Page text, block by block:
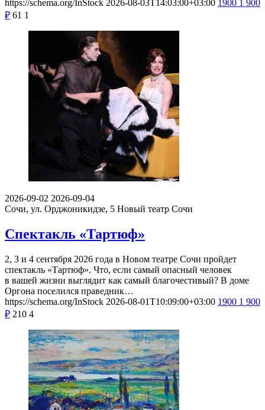
https://schema.org/InStock 2026-08-03T14:03:00+03:00 1900 1 900
₽ 61 1
2026-09-02 2026-09-04
Сочи, ул. Орджоникидзе, 5 Новый театр Сочи
Спектакль «Тартюф»
2, 3 и 4 сентября 2026 года в Новом театре Сочи пройдет
спектакль «Тартюф». Что, если самый опасный человек
в вашей жизни выглядит как самый благочестивый? В доме
Оргона поселился праведник…
https://schema.org/InStock 2026-08-01T10:09:00+03:00 1900 1 900
₽ 210 4